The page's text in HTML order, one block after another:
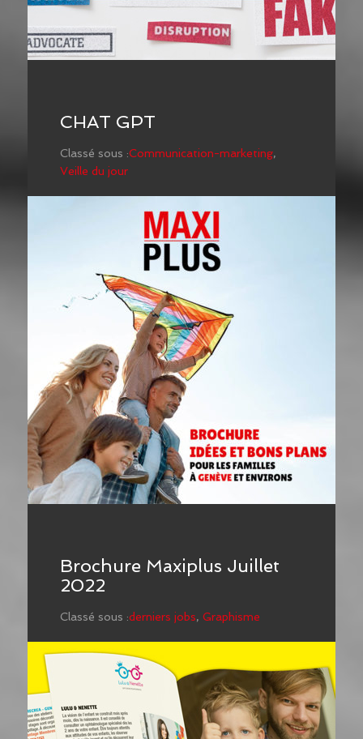
CHAT GPT
Classé sous :Communication-marketing,
Veille du jour
Brochure Maxiplus Juillet
2022
Classé sous :derniers jobs, Graphisme